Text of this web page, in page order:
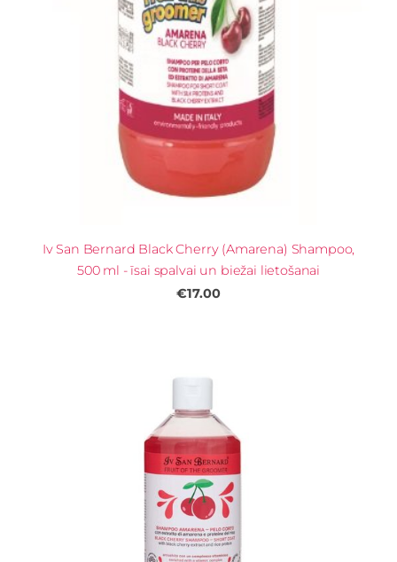
Iv San Bernard Black Cherry (Amarena) Shampoo,
500 ml - īsai spalvai un biežai lietošanai
€17.00